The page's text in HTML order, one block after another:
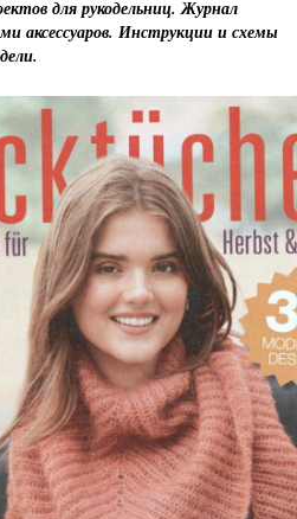
для рукодельниц. Журнал
аксессуаров. Инструкции и схемы